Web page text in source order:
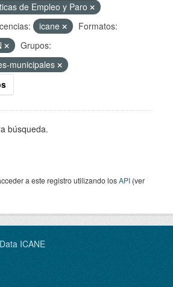
de Empleo y Paro
icane
Formatos:
Grupos:
municipales
búsqueda.
a este registro utilizando losAPI (ver
ICANE